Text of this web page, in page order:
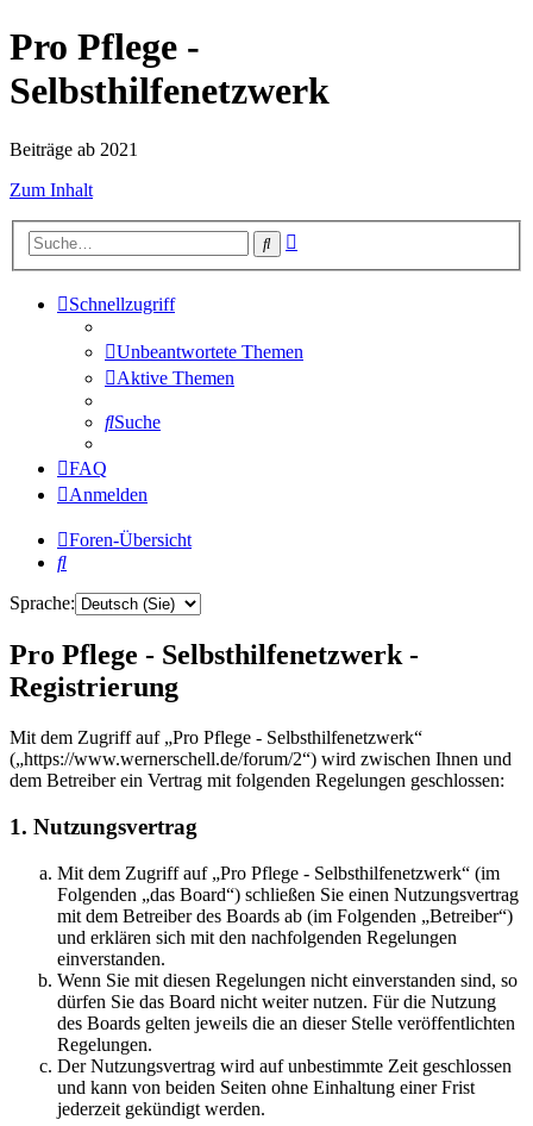
Pro Pflege -
Selbsthilfenetzwerk
Beiträge ab 2021
Zum Inhalt
Suche
Schnellzugriff
Unbeantwortete Themen
Aktive Themen
Suche
FAQ
Anmelden
Foren-Übersicht
Suche
Sprache:
Pro Pflege - Selbsthilfenetzwerk -
Registrierung
Mit dem Zugriff auf „Pro Pflege - Selbsthilfenetzwerk“
(„https://www.wernerschell.de/forum/2“) wird zwischen Ihnen und
dem Betreiber ein Vertrag mit folgenden Regelungen geschlossen:
1. Nutzungsvertrag
Mit dem Zugriff auf „Pro Pflege - Selbsthilfenetzwerk“ (im
Folgenden „das Board“) schließen Sie einen Nutzungsvertrag
mit dem Betreiber des Boards ab (im Folgenden „Betreiber“)
und erklären sich mit den nachfolgenden Regelungen
einverstanden.
Wenn Sie mit diesen Regelungen nicht einverstanden sind, so
dürfen Sie das Board nicht weiter nutzen. Für die Nutzung
des Boards gelten jeweils die an dieser Stelle veröffentlichten
Regelungen.
Der Nutzungsvertrag wird auf unbestimmte Zeit geschlossen
und kann von beiden Seiten ohne Einhaltung einer Frist
jederzeit gekündigt werden.